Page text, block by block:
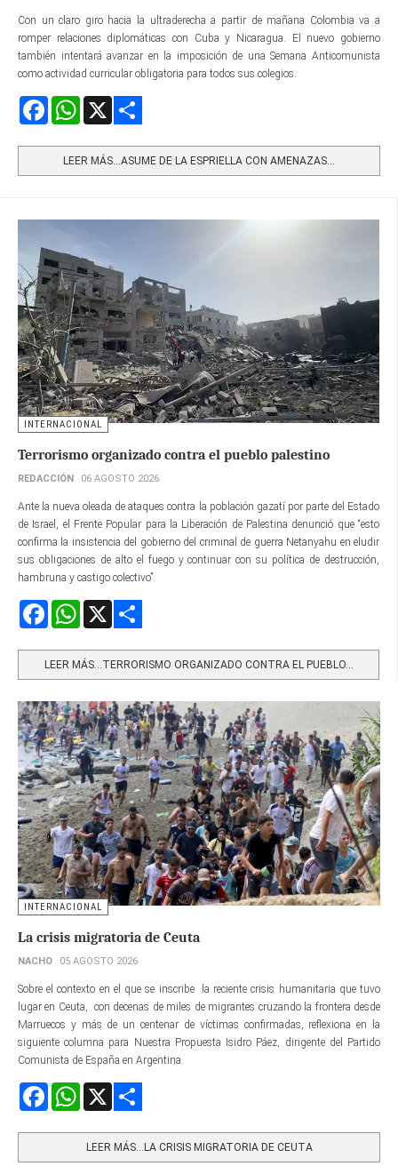
Con un claro giro hacia la ultraderecha a partir de mañana Colombia va a
romper relaciones diplomáticas con Cuba y Nicaragua. El nuevo gobierno
también intentará avanzar en la imposición de una Semana Anticomunista
como actividad curricular obligatoria para todos sus colegios.
FacebookWhatsApp
LEER MÁS…ASUME DE LA ESPRIELLA CON AMENAZAS...
INTERNACIONAL
Terrorismo organizado contra el pueblo palestino
REDACCIÓN 06 AGOSTO 2026
Ante la nueva oleada de ataques contra la población gazatí por parte del Estado
de Israel, el Frente Popular para la Liberación de Palestina denunció que “esto
confirma la insistencia del gobierno del criminal de guerra Netanyahu en eludir
sus obligaciones de alto el fuego y continuar con su política de destrucción,
hambruna y castigo colectivo”.
FacebookWhatsApp
LEER MÁS…TERRORISMO ORGANIZADO CONTRA EL PUEBLO...
INTERNACIONAL
La crisis migratoria de Ceuta
NACHO 05 AGOSTO 2026
Sobre el contexto en el que se inscribe la reciente crisis humanitaria que tuvo
lugar en Ceuta, con decenas de miles de migrantes cruzando la frontera desde
Marruecos y más de un centenar de víctimas confirmadas, reflexiona en la
siguiente columna para Nuestra Propuesta Isidro Páez, dirigente del Partido
Comunista de España en Argentina.
FacebookWhatsApp
LEER MÁS…LA CRISIS MIGRATORIA DE CEUTA